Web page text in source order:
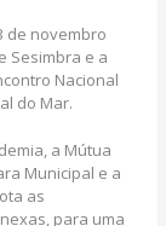
de novembro
Sesimbra e a
Nacional
do Mar.
a Mútua
Municipal e a
as
para uma